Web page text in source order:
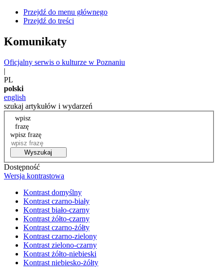
Przejdź do menu głównego
Przejdź do treści
Komunikaty
Oficjalny serwis o kulturze w Poznaniu
|
PL
polski
english
szukaj artykułów i wydarzeń
wpisz
frazę
wpisz frazę
Wyszukaj
Dostępność
Wersja kontrastowa
Kontrast domyślny
Kontrast czarno-biały
Kontrast biało-czarny
Kontrast żółto-czarny
Kontrast czarno-żółty
Kontrast czarno-zielony
Kontrast zielono-czarny
Kontrast żółto-niebieski
Kontrast niebiesko-żółty